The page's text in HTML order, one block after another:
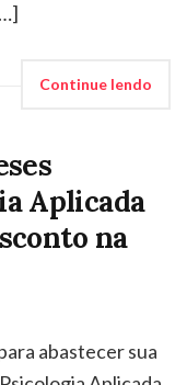
Continue lendo
Aplicada
na
abastecer sua